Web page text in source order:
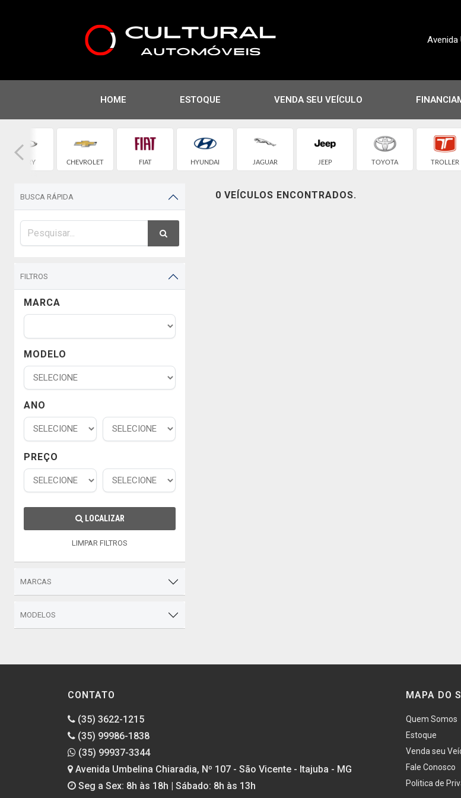
Avenida
HOME ESTOQUE VENDA SEU VEÍCULO
CHERY CHEVROLET FIAT HYUNDAI JAGUAR JEEP TOYOTA TROLLER
BUSCA RÁPIDA
FILTROS
MARCA
MODELO
ANO
PREÇO
LOCALIZAR
LIMPAR FILTROS
MARCAS
MODELOS
0 VEÍCULOS ENCONTRADOS.
CONTATO
(35) 3622-1215
(35) 99986-1838
(35) 99937-3344
Avenida Umbelina Chiaradia, Nº 107 - São Vicente - Itajuba - MG
Seg a Sex: 8h às 18h | Sábado: 8h às 13h
MAPA DO
Quem Somos
Estoque
Venda seu
Fale Conosco
Politica de